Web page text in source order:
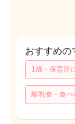
おすすめの
1歳・保育所
離乳食・食